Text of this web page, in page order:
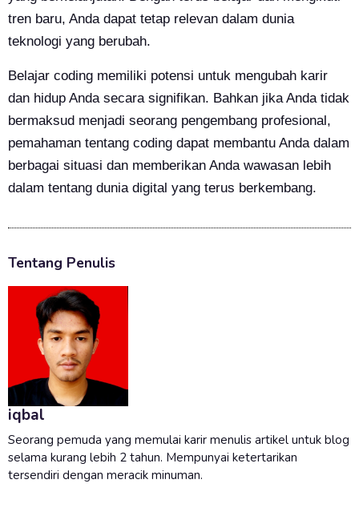
tren baru, Anda dapat tetap relevan dalam dunia
teknologi yang berubah.
Belajar coding memiliki potensi untuk mengubah karir
dan hidup Anda secara signifikan. Bahkan jika Anda tidak
bermaksud menjadi seorang pengembang profesional,
pemahaman tentang coding dapat membantu Anda dalam
berbagai situasi dan memberikan Anda wawasan lebih
dalam tentang dunia digital yang terus berkembang.
Tentang Penulis
iqbal
Seorang pemuda yang memulai karir menulis artikel untuk blog
selama kurang lebih 2 tahun. Mempunyai ketertarikan
tersendiri dengan meracik minuman.